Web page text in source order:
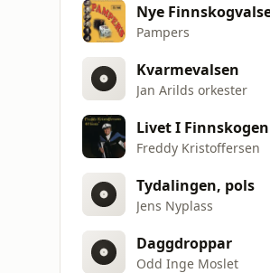
Nye
Pampers
Kvarmevalsen
Jan Arilds orkester
Livet I Finnskogen
Freddy Kristoffersen
Tydalingen, pols
Jens Nyplass
Daggdroppar
Odd Inge Moslet